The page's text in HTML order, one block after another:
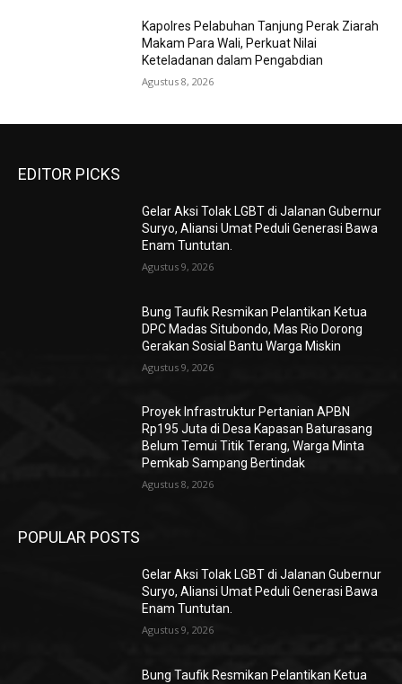
Kapolres Pelabuhan Tanjung Perak Ziarah
Makam Para Wali, Perkuat Nilai
Keteladanan dalam Pengabdian
Agustus 8, 2026
EDITOR PICKS
Gelar Aksi Tolak LGBT di Jalanan Gubernur
Suryo, Aliansi Umat Peduli Generasi Bawa
Enam Tuntutan.
Agustus 9, 2026
Bung Taufik Resmikan Pelantikan Ketua
DPC Madas Situbondo, Mas Rio Dorong
Gerakan Sosial Bantu Warga Miskin
Agustus 9, 2026
Proyek Infrastruktur Pertanian APBN
Rp195 Juta di Desa Kapasan Baturasang
Belum Temui Titik Terang, Warga Minta
Pemkab Sampang Bertindak
Agustus 8, 2026
POPULAR POSTS
Gelar Aksi Tolak LGBT di Jalanan Gubernur
Suryo, Aliansi Umat Peduli Generasi Bawa
Enam Tuntutan.
Agustus 9, 2026
Bung Taufik Resmikan Pelantikan Ketua